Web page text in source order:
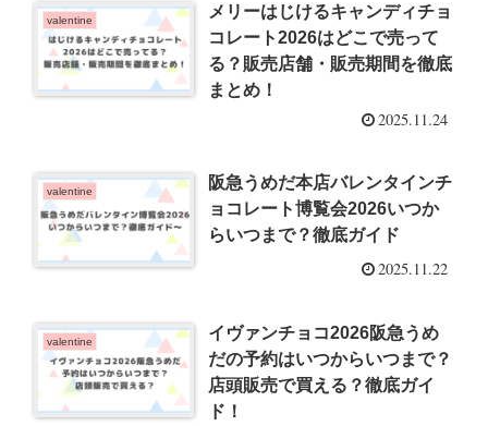
valentine
メリーはじけるキャンディチョ
コレート2026はどこで売って
る？販売店舗・販売期間を徹底
まとめ！
2025.11.24
valentine
阪急うめだ本店バレンタインチ
ョコレート博覧会2026いつか
らいつまで？徹底ガイド
2025.11.22
valentine
イヴァンチョコ2026阪急うめ
だの予約はいつからいつまで？
店頭販売で買える？徹底ガイ
ド！